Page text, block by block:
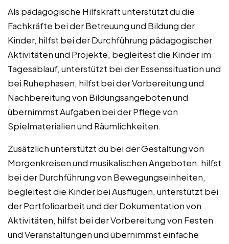
Als pädagogische Hilfskraft unterstützt du die
Fachkräfte bei der Betreuung und Bildung der
Kinder, hilfst bei der Durchführung pädagogischer
Aktivitäten und Projekte, begleitest die Kinder im
Tagesablauf, unterstützt bei der Essenssituation und
bei Ruhephasen, hilfst bei der Vorbereitung und
Nachbereitung von Bildungsangeboten und
übernimmst Aufgaben bei der Pflege von
Spielmaterialien und Räumlichkeiten.
Zusätzlich unterstützt du bei der Gestaltung von
Morgenkreisen und musikalischen Angeboten, hilfst
bei der Durchführung von Bewegungseinheiten,
begleitest die Kinder bei Ausflügen, unterstützt bei
der Portfolioarbeit und der Dokumentation von
Aktivitäten, hilfst bei der Vorbereitung von Festen
und Veranstaltungen und übernimmst einfache